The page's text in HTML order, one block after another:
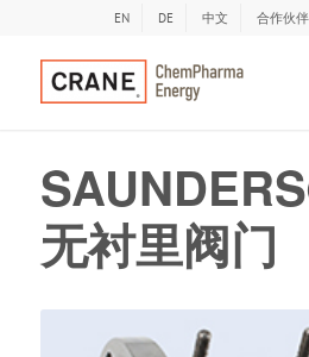
EN DE 中文 合作伙
无衬里阀门